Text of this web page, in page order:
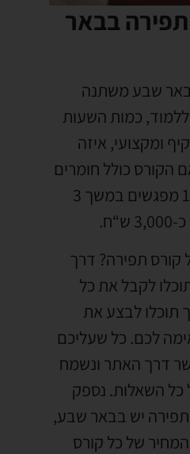
בבאר
שבע משתנה
כמות השעות
ומקצועי, איזה
הקורס כולל חומרים
וציוד. לדוגמה, קורס של 12 מפגשים במשך 3
קורס תפירה? דרך
לקבל את כל
תוכלו לבצע את
לכם. כל שעליכם
דרך האתר ונשמח
כל השאלות. נספק
תפירה יש בבאר שבע,
של כל קורס